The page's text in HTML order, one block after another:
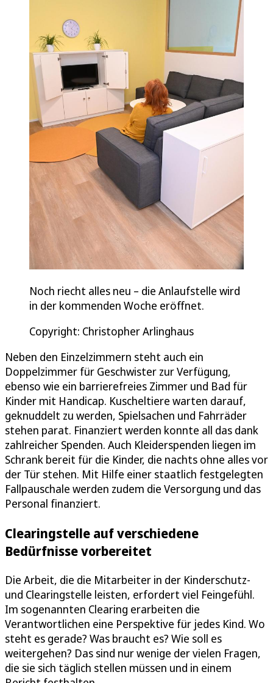
Noch riecht alles neu – die Anlaufstelle wird
in der kommenden Woche eröffnet.
Copyright: Christopher Arlinghaus
Neben den Einzelzimmern steht auch ein
Doppelzimmer für Geschwister zur Verfügung,
ebenso wie ein barrierefreies Zimmer und Bad für
Kinder mit Handicap. Kuscheltiere warten darauf,
geknuddelt zu werden, Spielsachen und Fahrräder
stehen parat. Finanziert werden konnte all das dank
zahlreicher Spenden. Auch Kleiderspenden liegen im
Schrank bereit für die Kinder, die nachts ohne alles vor
der Tür stehen. Mit Hilfe einer staatlich festgelegten
Fallpauschale werden zudem die Versorgung und das
Personal finanziert.
Clearingstelle auf verschiedene
Bedürfnisse vorbereitet
Die Arbeit, die die Mitarbeiter in der Kinderschutz-
und Clearingstelle leisten, erfordert viel Feingefühl.
Im sogenannten Clearing erarbeiten die
Verantwortlichen eine Perspektive für jedes Kind. Wo
steht es gerade? Was braucht es? Wie soll es
weitergehen? Das sind nur wenige der vielen Fragen,
die sie sich täglich stellen müssen und in einem